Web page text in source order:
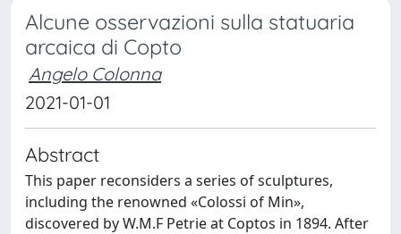
Alcune osservazioni sulla statuaria
arcaica di Copto
Angelo Colonna
2021-01-01
Abstract
This paper reconsiders a series of sculptures,
including the renowned «Colossi of Min»,
discovered by W.M.F Petrie at Coptos in 1894. After